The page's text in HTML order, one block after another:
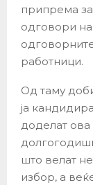
припрема
одговори
работници.
Од таму
ја
доделат
што велат
избор, а